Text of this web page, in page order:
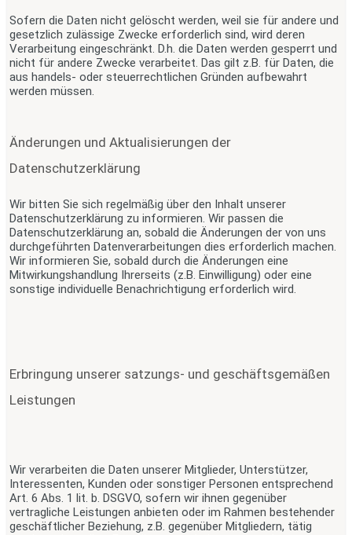
Sofern die Daten nicht gelöscht werden, weil sie für andere und
gesetzlich zulässige Zwecke erforderlich sind, wird deren
Verarbeitung eingeschränkt. D.h. die Daten werden gesperrt und
nicht für andere Zwecke verarbeitet. Das gilt z.B. für Daten, die
aus handels- oder steuerrechtlichen Gründen aufbewahrt
werden müssen.
Änderungen und Aktualisierungen der
Datenschutzerklärung
Wir bitten Sie sich regelmäßig über den Inhalt unserer
Datenschutzerklärung zu informieren. Wir passen die
Datenschutzerklärung an, sobald die Änderungen der von uns
durchgeführten Datenverarbeitungen dies erforderlich machen.
Wir informieren Sie, sobald durch die Änderungen eine
Mitwirkungshandlung Ihrerseits (z.B. Einwilligung) oder eine
sonstige individuelle Benachrichtigung erforderlich wird.
Erbringung unserer satzungs- und geschäftsgemäßen
Leistungen
Wir verarbeiten die Daten unserer Mitglieder, Unterstützer,
Interessenten, Kunden oder sonstiger Personen entsprechend
Art. 6 Abs. 1 lit. b. DSGVO, sofern wir ihnen gegenüber
vertragliche Leistungen anbieten oder im Rahmen bestehender
geschäftlicher Beziehung, z.B. gegenüber Mitgliedern, tätig